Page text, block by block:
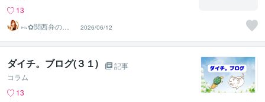
13
⑅⁠˖⁠✿⁠関西弁のこ
ころん✿⁠⁠˖⁠⑅
2026/06/12
ダイチ。ブログ(３１)
記事
コラム
13